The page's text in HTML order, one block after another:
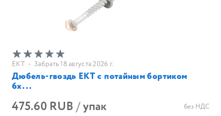
EKT • Забрать 18 августа 2026 г.
Дюбель-гвоздь ЕКТ с потайным бортиком
6х...
475.60 RUB/упак без НДС